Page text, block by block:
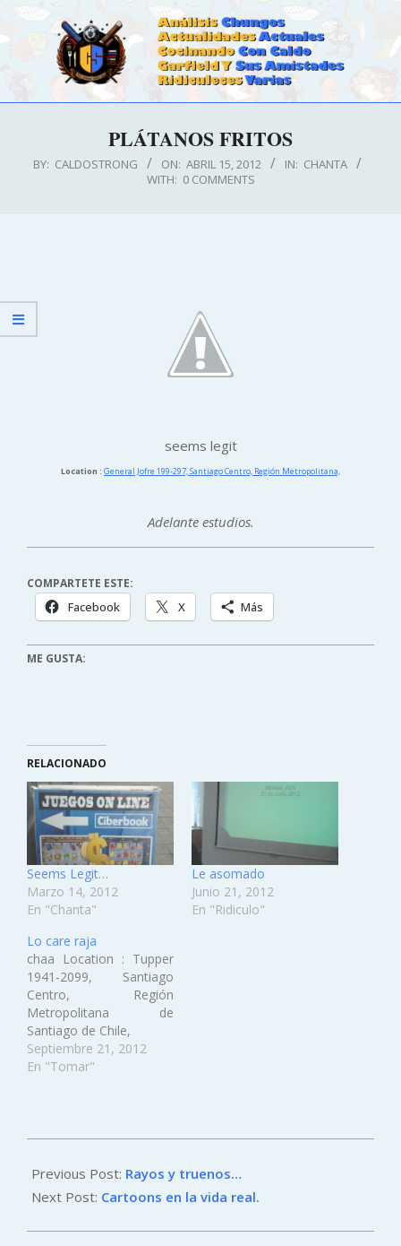
CALDOSTRONG.COM
PLÁTANOS FRITOS
BY: CALDOSTRONG ON: ABRIL 15, 2012 IN: CHANTA
WITH: 0 COMMENTS
seems legit
Location : General Jofre 199-297, Santiago Centro, Región Metropolitana,
Adelante estudios.
COMPARTETE ESTE:
Facebook X Más
ME GUSTA:
RELACIONADO
Seems Legit…
Marzo 14, 2012
En "Chanta"
Le asomado
Junio 21, 2012
En "Ridiculo"
Lo care raja
chaa Location : Tupper
1941-2099, Santiago
Centro, Región
Metropolitana de
Santiago de Chile,
Septiembre 21, 2012
En "Tomar"
04-
15
Previous Post: Rayos y truenos…
Next Post: Cartoons en la vida real.